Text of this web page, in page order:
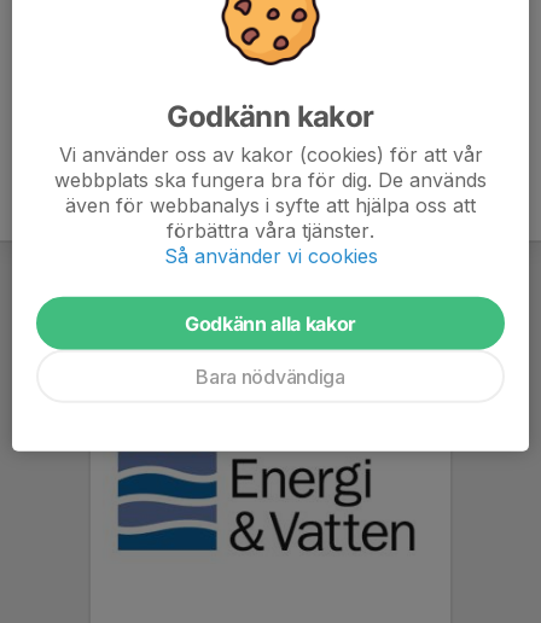
Godkänn kakor
Vi använder oss av kakor (cookies) för att vår
webbplats ska fungera bra för dig. De används
även för webbanalys i syfte att hjälpa oss att
förbättra våra tjänster.
Så använder vi cookies
Godkänn alla kakor
Bara nödvändiga